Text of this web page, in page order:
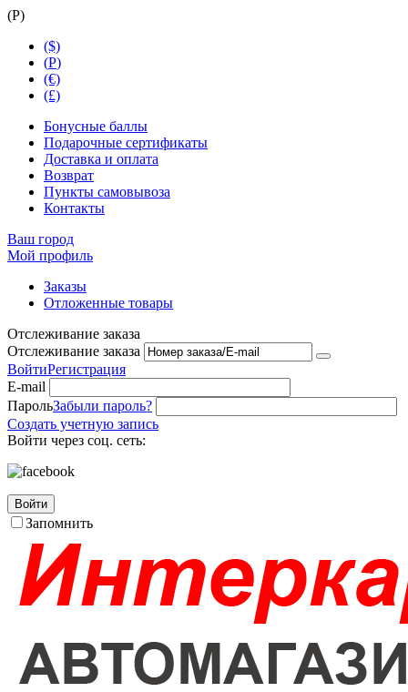
(Р)
($)
(Р)
(€)
(£)
Бонусные баллы
Подарочные сертификаты
Доставка и оплата
Возврат
Пункты самовывоза
Контакты
Ваш город
Мой профиль
Заказы
Отложенные товары
Отслеживание заказа
Отслеживание заказа
ВойтиРегистрация
E-mail
ПарольЗабыли пароль?
Создать учетную запись
Войти через соц. сеть:
Войти
Запомнить